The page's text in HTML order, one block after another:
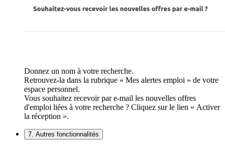
Donnez un nom à votre recherche.
Retrouvez-la dans la rubrique « Mes alertes emploi » de votre
espace personnel.
Vous souhaitez recevoir par e-mail les nouvelles offres
d'emploi liées à votre recherche ? Cliquez sur le lien « Activer
la réception ».
7. Autres fonctionnalités